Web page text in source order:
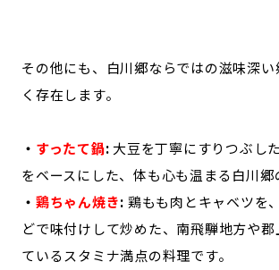
その他にも、白川郷ならではの滋味深
く存在します。
・ すったて鍋: 大豆を丁寧にすりつぶし
をベースにした、体も心も温まる白川郷
・ 鶏ちゃん焼き: 鶏もも肉とキャベツを
どで味付けして炒めた、南飛騨地方や
ているスタミナ満点の料理です。